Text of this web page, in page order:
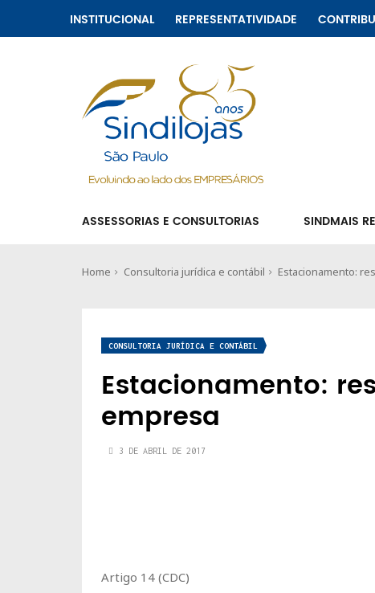
INSTITUCIONAL REPRESENTATIVIDADE
ASSESSORIAS E CONSULTORIAS SINDMAIS
Home Consultoria jurídica e contábil Estacionamento:
CONSULTORIA JURÍDICA E CONTÁBIL
Estacionamento:
empresa
3 DE ABRIL DE 2017
Artigo 14 (CDC)